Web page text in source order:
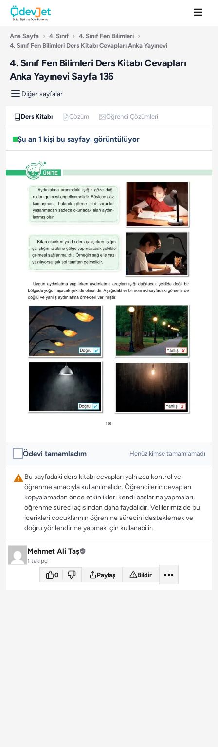
Ana Sayfa › 4. Sınıf › 4. Sınıf Fen Bilimleri ›
4. Sınıf Fen Bilimleri Ders Kitabı Cevapları Anka Yayınevi
4. Sınıf Fen Bilimleri Ders Kitabı Cevapları
Anka Yayınevi Sayfa 136
Diğer sayfalar
Ders Kitabı Çözüm Öğrenci Çözümleri
Şu an 1 kişi bu sayfayı görüntülüyor
Ödevi tamamladım Henüz kimse tamamlamadı
Bu sayfadaki ders kitabı cevapları yalnızca kontrol ve
öğrenme amacıyla kullanılmalıdır. Öğrencilerin cevapları
kopyalamadan önce etkinlikleri kendi başlarına yapmaları,
öğrenme süreci açısından daha faydalıdır. Velilerimiz de bu
içerikleri çocuklarının öğrenme sürecini desteklemek ve
doğru yönlendirme yapmak için kullanabilir.
Mehmet Ali Taş
1 takipçi
0 Paylaş Bildir